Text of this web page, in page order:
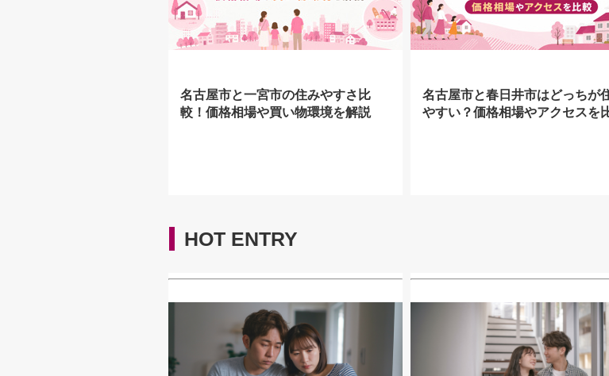
名古屋市と一宮市の住みやすさ比
較！価格相場や買い物環境を解説
名古屋市と春日井市はどっちが
やすい？価格相場やアクセスを
HOT ENTRY